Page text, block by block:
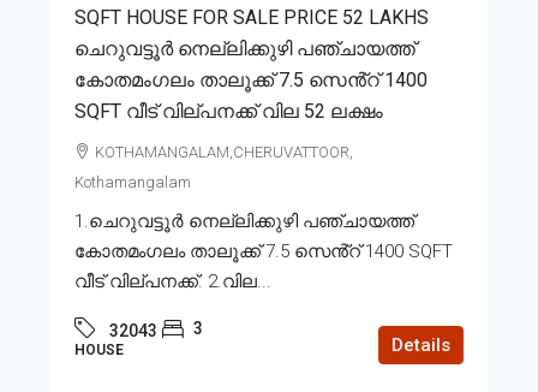
SQFT HOUSE FOR SALE PRICE 52 LAKHS
ചെറുവട്ടൂർ നെല്ലിക്കുഴി പഞ്ചായത്ത്
കോതമംഗലം താലൂക്ക് 7.5 സെൻ്റ് 1400
SQFT വീട് വില്പനക്ക് വില 52 ലക്ഷം
KOTHAMANGALAM,CHERUVATTOOR,
Kothamangalam
1.ചെറുവട്ടൂർ നെല്ലിക്കുഴി പഞ്ചായത്ത്
കോതമംഗലം താലൂക്ക് 7.5 സെൻ്റ് 1400 SQFT
വീട് വില്പനക്ക്. 2.വില...
32043 3
HOUSE Details